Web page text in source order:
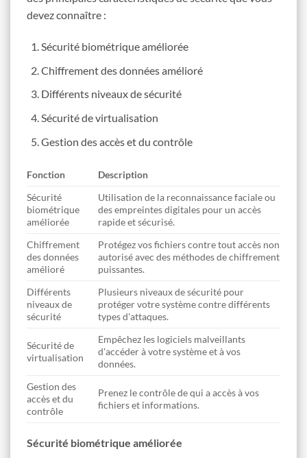
devez connaître :
Sécurité biométrique améliorée
Chiffrement des données amélioré
Différents niveaux de sécurité
Sécurité de virtualisation
Gestion des accès et du contrôle
Fonction
Description
Sécurité
biométrique
améliorée
Utilisation de la reconnaissance faciale ou
des empreintes digitales pour un accès
rapide et sécurisé.
Chiffrement
des données
amélioré
Protégez vos fichiers contre tout accès non
autorisé avec des méthodes de chiffrement
puissantes.
Différents
niveaux de
sécurité
Plusieurs niveaux de sécurité pour
protéger votre système contre différents
types d'attaques.
Sécurité de
virtualisation
Empêchez les logiciels malveillants
d'accéder à votre système et à vos
données.
Gestion des
accès et du
contrôle
Prenez le contrôle de qui a accès à vos
fichiers et informations.
Sécurité biométrique améliorée